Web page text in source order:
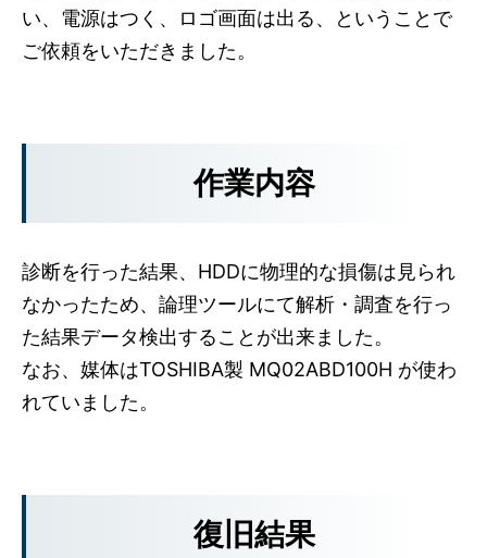
い、電源はつく、ロゴ画面は出る、ということで
ご依頼をいただきました。
作業内容
診断を行った結果、HDDに物理的な損傷は見られ
なかったため、論理ツールにて解析・調査を行っ
た結果データ検出することが出来ました。
なお、媒体はTOSHIBA製 MQ02ABD100H が使わ
れていました。
復旧結果